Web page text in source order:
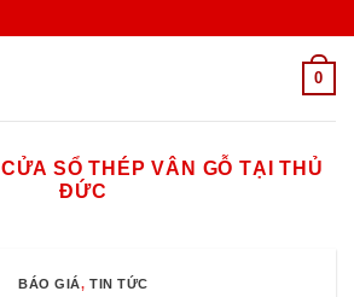
0
CỬA SỔ THÉP VÂN GỖ TẠI THỦ
ĐỨC
BÁO GIÁ,TIN TỨC